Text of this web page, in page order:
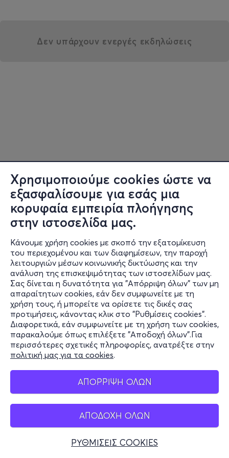
Χρησιμοποιούμε cookies ώστε να
εξασφαλίσουμε για εσάς μια
κορυφαία εμπειρία πλοήγησης
στην ιστοσελίδα μας.
Κάνουμε χρήση cookies με σκοπό την εξατομίκευση
του περιεχομένου και των διαφημίσεων, την παροχή
λειτουργιών μέσων κοινωνικής δικτύωσης και την
ανάλυση της επισκεψιμότητας των ιστοσελίδων μας.
Σας δίνεται η δυνατότητα για "Απόρριψη όλων" των μη
απαραίτητων cookies, εάν δεν συμφωνείτε με τη
χρήση τους, ή μπορείτε να ορίσετε τις δικές σας
προτιμήσεις, κάνοντας κλικ στο "Ρυθμίσεις cookies".
Διαφορετικά, εάν συμφωνείτε με τη χρήση των cookies,
παρακαλούμε όπως επιλέξετε "Αποδοχή όλων".Για
περισσότερες σχετικές πληροφορίες, ανατρέξτε στην
πολιτική μας για τα cookies.
ΑΠΟΡΡΙΨΗ ΟΛΩΝ
ΑΠΟΔΟΧΗ ΟΛΩΝ
ΡΥΘΜΙΣΕΙΣ COOKIES
Δεν υπάρχουν ενεργές εκδηλώσεις